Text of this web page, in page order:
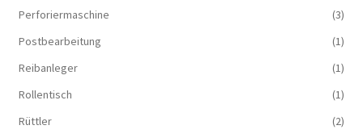
Perforiermaschine
(3)
Postbearbeitung
(1)
Reibanleger
(1)
Rollentisch
(1)
Rüttler
(2)